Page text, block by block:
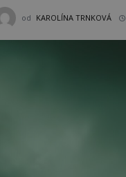
od KAROLÍNA TRNKOVÁ